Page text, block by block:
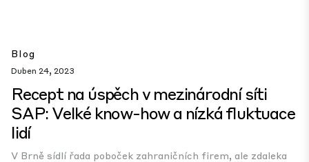
Blog
Duben 24, 2023
Recept na úspěch v mezinárodní síti
SAP: Velké know-how a nízká fluktuace
lidí
V Brně sídlí řada poboček zahraničních firem, ale zdaleka